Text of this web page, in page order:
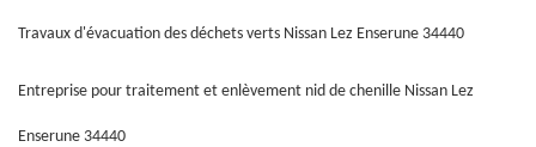
Travaux d'évacuation des déchets verts Nissan Lez Enserune 34440
Entreprise pour traitement et enlèvement nid de chenille Nissan Lez
Enserune 34440